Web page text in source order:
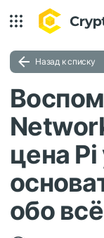
Назад к списку
цена Pi
обо